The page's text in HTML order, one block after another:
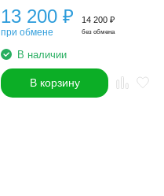
13 200 ₽
при обмене
14 200 ₽
без обмена
В наличии
В корзину